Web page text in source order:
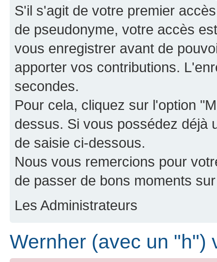
S'il s'agit de votre premier
de pseudonyme, votre accès
vous enregistrer avant de
apporter vos contributions.
secondes.
Pour cela, cliquez sur l'option
dessus. Si vous possédez déjà
de saisie ci-dessous.
Nous vous remercions pour
de passer de bons moments
Les Administrateurs
Wernher (avec un "h")